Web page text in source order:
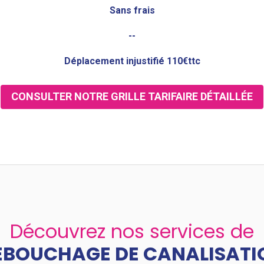
Sans frais
--
Déplacement injustifié 110€ttc
CONSULTER NOTRE GRILLE TARIFAIRE DÉTAILLÉE
Découvrez nos services de
DE